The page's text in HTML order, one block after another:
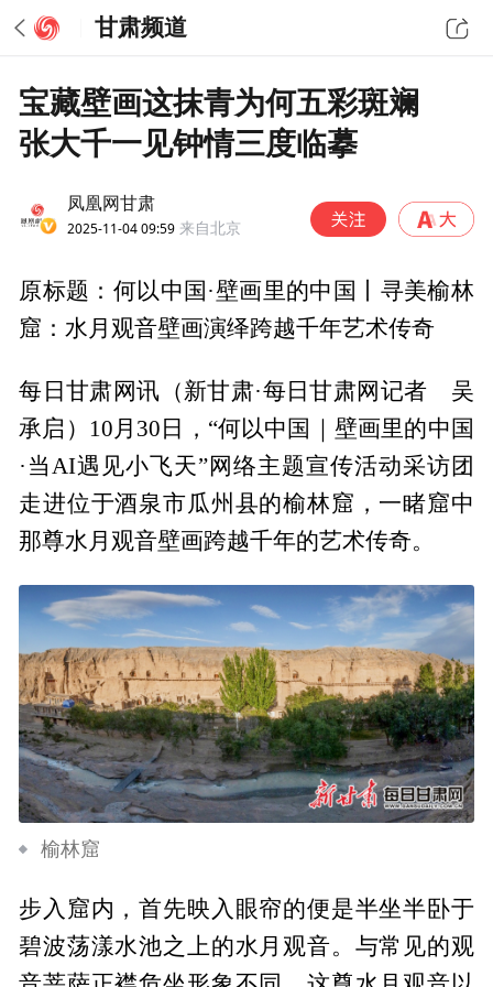
甘肃频道
宝藏壁画这抹青为何五彩斑斓
张大千一见钟情三度临摹
凤凰网甘肃
2025-11-04 09:59 来自北京
原标题：何以中国·壁画里的中国丨寻美榆林
窟：水月观音壁画演绎跨越千年艺术传奇
每日甘肃网讯（新甘肃·每日甘肃网记者 吴
承启）10月30日，“何以中国｜壁画里的中国
·当AI遇见小飞天”网络主题宣传活动采访团
走进位于酒泉市瓜州县的榆林窟，一睹窟中
那尊水月观音壁画跨越千年的艺术传奇。
榆林窟
步入窟内，首先映入眼帘的便是半坐半卧于
碧波荡漾水池之上的水月观音。与常见的观